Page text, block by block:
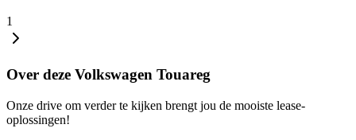
1
Over deze Volkswagen Touareg
Onze drive om verder te kijken brengt jou de mooiste lease-
oplossingen!